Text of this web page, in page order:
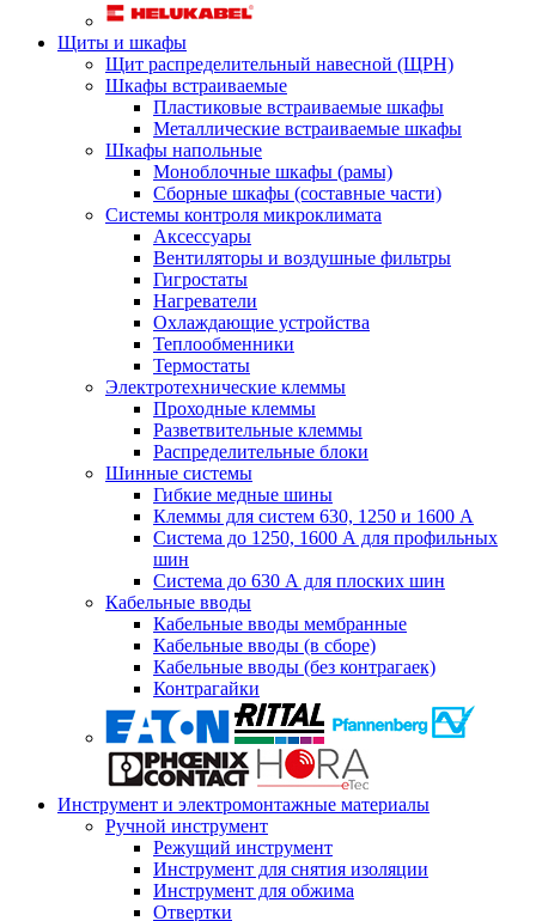
Щиты и шкафы
Щит распределительный навесной (ЩРН)
Шкафы встраиваемые
Пластиковые встраиваемые шкафы
Металлические встраиваемые шкафы
Шкафы напольные
Моноблочные шкафы (рамы)
Сборные шкафы (составные части)
Системы контроля микроклимата
Аксессуары
Вентиляторы и воздушные фильтры
Гигростаты
Нагреватели
Охлаждающие устройства
Теплообменники
Термостаты
Электротехнические клеммы
Проходные клеммы
Разветвительные клеммы
Распределительные блоки
Шинные системы
Гибкие медные шины
Клеммы для систем 630, 1250 и 1600 А
Система до 1250, 1600 А для профильных
шин
Система до 630 А для плоских шин
Кабельные вводы
Кабельные вводы мембранные
Кабельные вводы (в сборе)
Кабельные вводы (без контрагаек)
Контрагайки
Инструмент и электромонтажные материалы
Ручной инструмент
Режущий инструмент
Инструмент для снятия изоляции
Инструмент для обжима
Отвертки